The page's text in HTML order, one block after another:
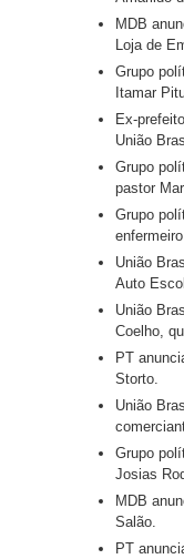
MDB
Loja de
Grupo
Itamar
Ex-
União
Grupo
pastor
Grupo
União
Auto
União
Coelho,
PT
Storto.
União
Grupo
Josias
MDB
Salão.
PT